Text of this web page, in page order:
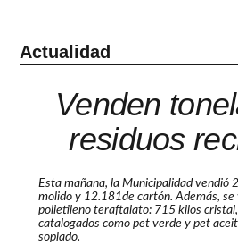
Actualidad
Venden
residuos
Esta mañana, la Municipalidad vendió
molido y 12.181de cartón. Además,
polietileno teraftalato: 715 kilos
catalogados como pet verde y pet
soplado.